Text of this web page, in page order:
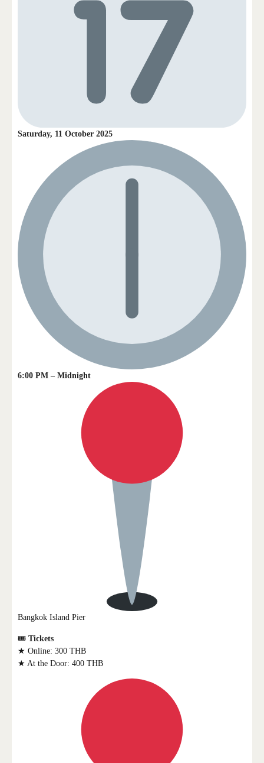
Saturday, 11 October 2025
6:00 PM – Midnight
Bangkok Island Pier
🎟 Tickets
★ Online: 300 THB
★ At the Door: 400 THB